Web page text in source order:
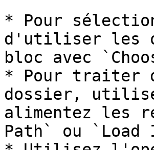
* Pour
d'utiliser les
bloc avec
* Pour traiter
dossier,
alimentez les
Path` ou `Load